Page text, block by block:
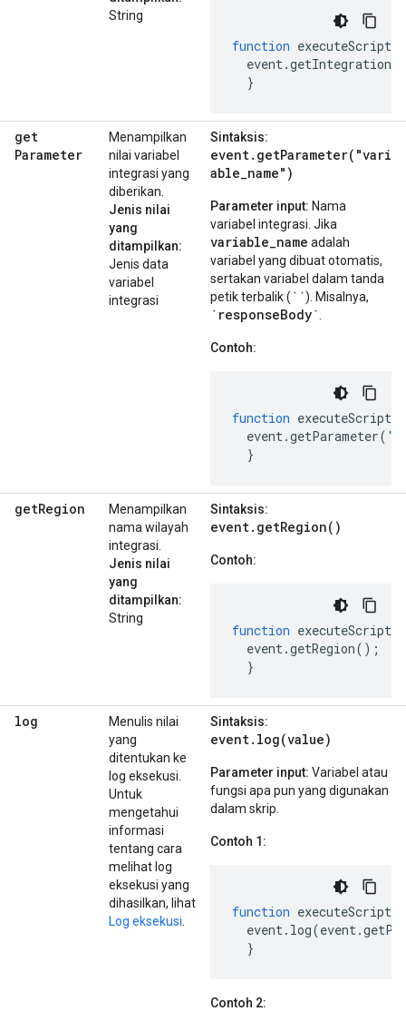
String
function executeScript
event .
}
get
Parameter
Menampilkan
nilai variabel
integrasi yang
diberikan.
Jenis nilai
yang
ditampilkan:
Jenis data
variabel
integrasi
Sintaksis:
event.getParameter("vari
able_name")
Parameter input: Nama
variabel integrasi. Jika
variable_name adalah
variabel yang dibuat otomatis,
sertakan variabel dalam tanda
petik terbalik (``). Misalnya,
`responseBody`
Contoh:
function executeScript
event .getParameter(
}
getRegion
Menampilkan
nama wilayah
integrasi.
Jenis nilai
yang
ditampilkan:
String
Sintaksis:
event.getRegion()
Contoh:
function executeScript
event .getRegion();
}
log
Menulis nilai
yang
ditentukan ke
log eksekusi.
Untuk
mengetahui
informasi
tentang cara
melihat log
eksekusi yang
dihasilkan, lihat
Log eksekusi
Sintaksis:
event.log(value)
Parameter input: Variabel atau
fungsi apa pun yang digunakan
dalam skrip.
Contoh 1:
function executeScript
event . log(event .
}
Contoh 2: